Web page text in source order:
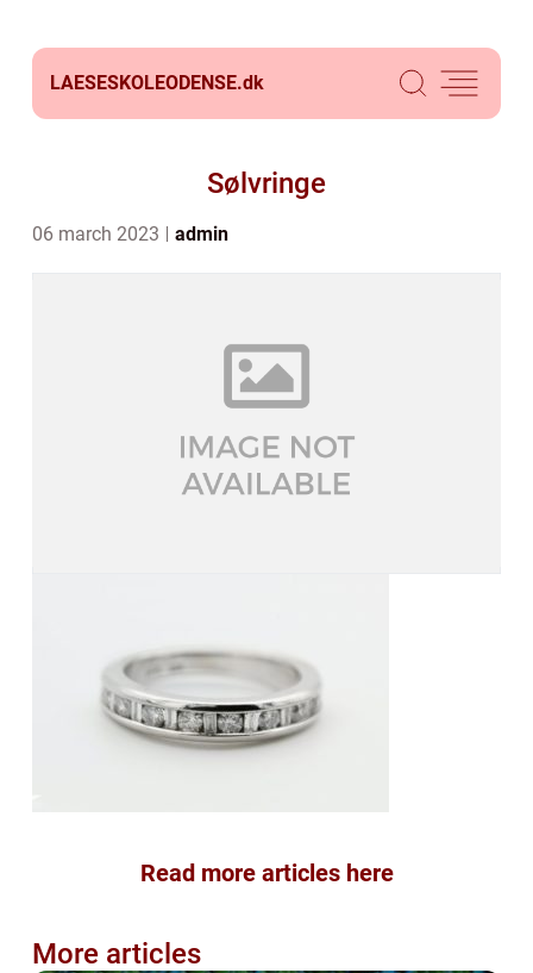
LAESESKOLEODENSE.dk
Sølvringe
06 march 2023 admin
Read more articles here
More articles